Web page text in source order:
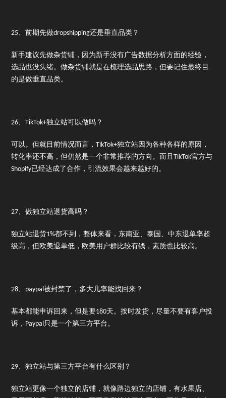
25、前期先做dropshipping还是垂直品类？
新手建议先做杂货铺，因为新手没有广告数据分析方面的经验，
选品也没头绪。做杂货铺就是在梳理选品思路，但要记住最终目
的是做垂直品类。
26、TikTok+独立站可以做吗？
可以。但就目前情况而言，TikTok+独立站因为各种各样的原因，
转化率还不高，但仍然是一个非常推荐的方向。而且TikTok官方与
Shopify已经达成了合作，引流效果会越来越好的。
27、做独立站退货高吗？
独立站退货1%都不到，整体来看，东南亚、泰国、中东退单率超
级高，但欧美退单低，欧美用户群比较有钱，素质也比较高。
28、paypal被封禁了，多大几率能找回来？
基本都能申诉回来，但是要180天。按时发货，尽量不要有客户投
诉，Paypal只是一个第三方平台。
29、独立站与第三方平台有什么区别？
独立站更像一个独立的店铺，就像路边独立的店铺，有水果店、